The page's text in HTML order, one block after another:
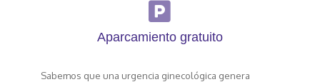
Aparcamiento gratuito
Sabemos que una urgencia ginecológica genera